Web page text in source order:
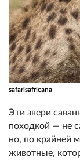
safarisafricana
Эти звери
походкой — не
но, по крайней
животные,